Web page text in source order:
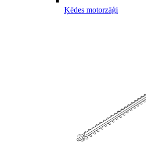
Ķēdes motorzāģi